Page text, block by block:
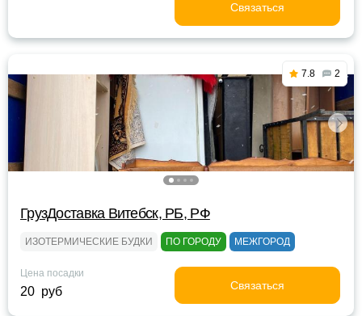
Связаться
7.8 2
ГрузДоставка Витебск, РБ, РФ
ИЗОТЕРМИЧЕСКИЕ БУДКИ ПО ГОРОДУ МЕЖГОРОД
Цена посадки
20 руб Связаться